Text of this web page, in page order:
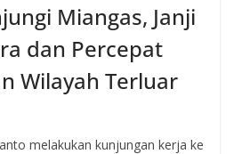
Miangas, Janji
dan Percepat
Wilayah Terluar
melakukan kunjungan kerja ke